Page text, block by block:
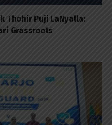
Thohir Puji LaNyalla:
Grassroots